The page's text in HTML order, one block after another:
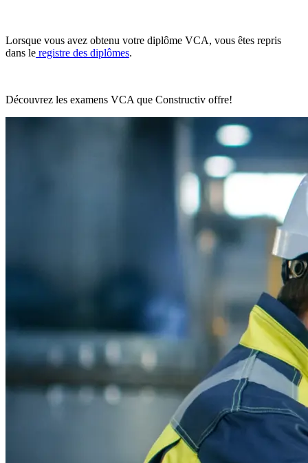
Lorsque vous avez obtenu votre diplôme VCA, vous êtes repris
dans le registre des diplômes.
Découvrez les examens VCA que Constructiv offre!